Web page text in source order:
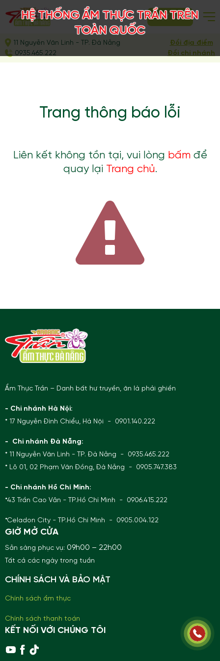
ĐẶT BÀN
11 Nguyễn Văn Linh - TP. Đà Nẵng
0935.465.222
Đổi địa điểm
Đổi chi nhánh
Trang thông báo lỗi
Liên kết không tồn tại, vui lòng bấmđể
quay lại Trang chủ.
Ẩm Thực Trần – Danh bất hư truyền, ăn là phải ghiền
- Chi nhánh Hà Nội:
* 17 Nguyễn Đình Chiểu, Hà Nội - 0901.140.222
- Chi nhánh Đà Nẵng:
* 11 Nguyễn Văn Linh - TP. Đà Nẵng - 0935.465.222
* Lô 01, 02 Phạm Văn Đồng, Đà Nẵng - 0905.747.383
- Chi nhánh Hồ Chí Minh:
*43 Trần Cao Vân - TP.Hồ Chí Minh - 0906.415.222
*Celadon City - TP.Hồ Chí Minh - 0905.004.122
GIỜ MỞ CỬA
Sẵn sàng phục vụ: 09h00 – 22h00
Tất cả các ngày trong tuần
CHÍNH SÁCH VÀ BẢO MẬT
Chính sách ẩm thực
Chính sách thanh toán
KẾT NỐI VỚI CHÚNG TÔI
HỆ THỐNG ẨM THỰC TRẦN TRÊN
TOÀN QUỐC